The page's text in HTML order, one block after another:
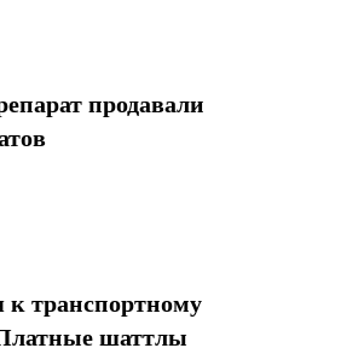
продавали
к транспортному
Платные шаттлы